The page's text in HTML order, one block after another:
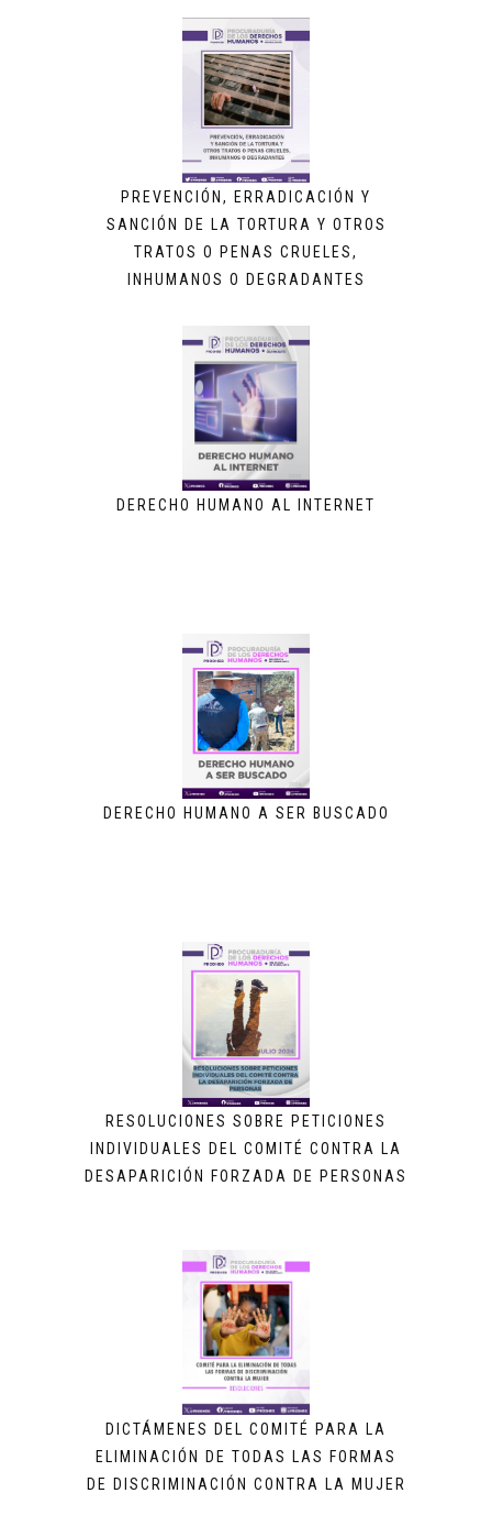
PREVENCIÓN, ERRADICACIÓN Y
SANCIÓN DE LA TORTURA Y OTROS
TRATOS O PENAS CRUELES,
INHUMANOS O DEGRADANTES
DERECHO HUMANO AL INTERNET
DERECHO HUMANO A SER BUSCADO
RESOLUCIONES SOBRE PETICIONES
INDIVIDUALES DEL COMITÉ CONTRA LA
DESAPARICIÓN FORZADA DE PERSONAS
DICTÁMENES DEL COMITÉ PARA LA
ELIMINACIÓN DE TODAS LAS FORMAS
DE DISCRIMINACIÓN CONTRA LA MUJER